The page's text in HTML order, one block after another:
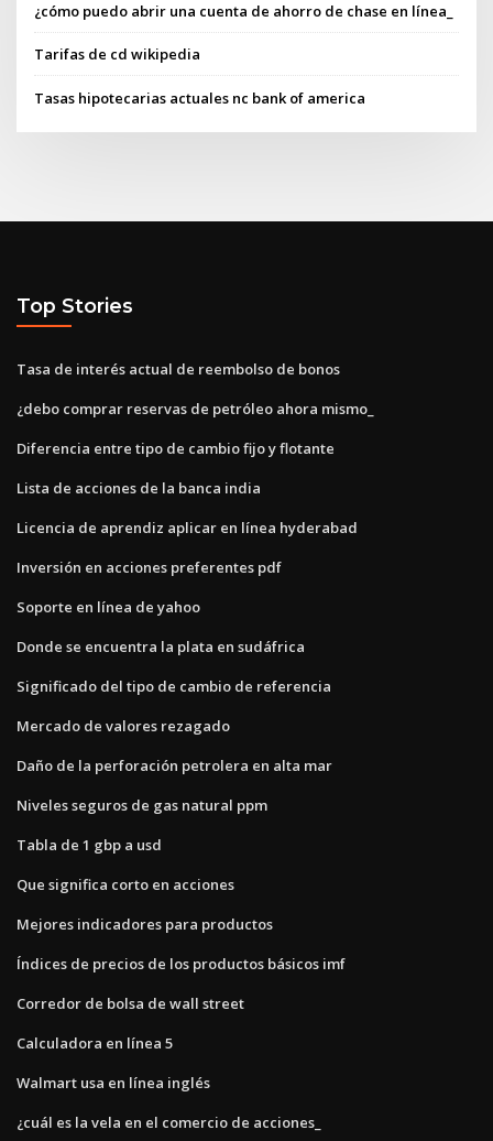
¿cómo puedo abrir una cuenta de ahorro de chase en línea_
Tarifas de cd wikipedia
Tasas hipotecarias actuales nc bank of america
Top Stories
Tasa de interés actual de reembolso de bonos
¿debo comprar reservas de petróleo ahora mismo_
Diferencia entre tipo de cambio fijo y flotante
Lista de acciones de la banca india
Licencia de aprendiz aplicar en línea hyderabad
Inversión en acciones preferentes pdf
Soporte en línea de yahoo
Donde se encuentra la plata en sudáfrica
Significado del tipo de cambio de referencia
Mercado de valores rezagado
Daño de la perforación petrolera en alta mar
Niveles seguros de gas natural ppm
Tabla de 1 gbp a usd
Que significa corto en acciones
Mejores indicadores para productos
Índices de precios de los productos básicos imf
Corredor de bolsa de wall street
Calculadora en línea 5
Walmart usa en línea inglés
¿cuál es la vela en el comercio de acciones_